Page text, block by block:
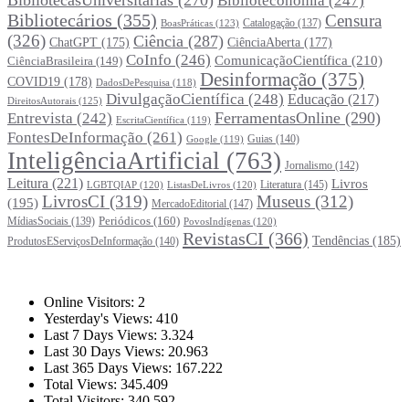
Bibliotecários (355) BoasPráticas (123) Catalogação (137) Censura
(326) ChatGPT (175) Ciência (287) CiênciaAberta (177)
CiênciaBrasileira (149) CoInfo (246) ComunicaçãoCientífica (210)
COVID19 (178) DadosDePesquisa (118) Desinformação (375)
DireitosAutorais (125) DivulgaçãoCientífica (248) Educação (217)
Entrevista (242) EscritaCientífica (119) FerramentasOnline (290)
FontesDeInformação (261) Google (119) Guias (140)
InteligênciaArtificial (763) Jornalismo (142)
Leitura (221) LGBTQIAP (120) ListasDeLivros (120) Literatura (145) Livros
(195) LivrosCI (319) MercadoEditorial (147) Museus (312)
MídiasSociais (139) Periódicos (160) PovosIndígenas (120)
ProdutosEServiçosDeInformação (140) RevistasCI (366) Tendências (185)
Online Visitors: 2
Yesterday's Views: 410
Last 7 Days Views: 3.324
Last 30 Days Views: 20.963
Last 365 Days Views: 167.222
Total Views: 345.409